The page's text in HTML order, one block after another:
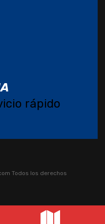
rápido
Todos los derechos